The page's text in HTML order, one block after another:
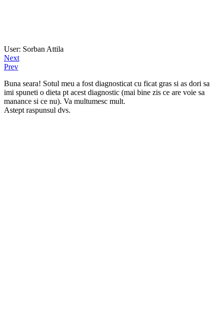
User: Sorban Attila
Next
Prev
Buna seara! Sotul meu a fost diagnosticat cu ficat gras si as dori sa
imi spuneti o dieta pt acest diagnostic (mai bine zis ce are voie sa
manance si ce nu). Va multumesc mult.
Astept raspunsul dvs.